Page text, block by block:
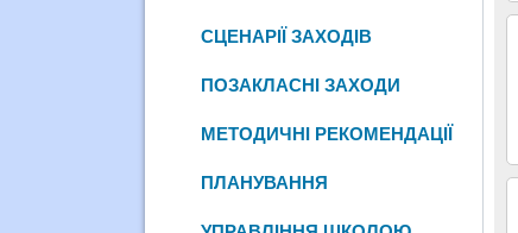
СЦЕНАРІЇ ЗАХОДІВ
ПОЗАКЛАСНІ ЗАХОДИ
МЕТОДИЧНІ РЕКОМЕНДАЦІЇ
ПЛАНУВАННЯ